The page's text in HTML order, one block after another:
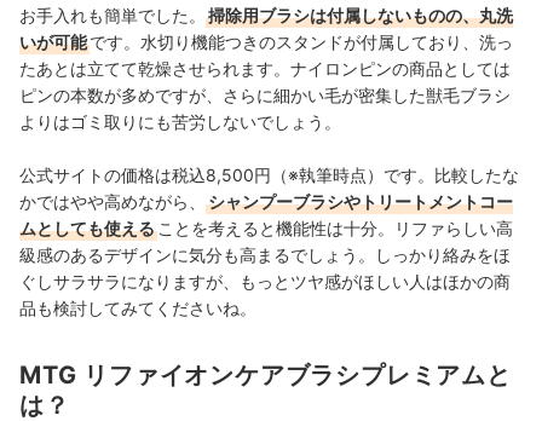
お手入れも簡単でした。
掃除用ブラシは付属しないものの、丸洗
いが可能です。 水切り機能つきのスタンドが付属しており、洗っ
たあとは立てて乾燥させられます。ナイロンピンの商品としては
ピンの本数が多めですが、さらに細かい毛が密集した獣毛ブラシ
よりはゴミ取りにも苦労しないでしょう。
公式サイトの価格は税込8,500円（※執筆時点）です。比較したな
かではやや高めながら
シャンプーブラシやトリートメントコー
ムとしても使える ことを考えると機能性は十分。リファらしい高
級感のあるデザインに気分も高まるでしょう。しっかり絡みをほ
ぐしサラサラになりますが、もっとツヤ感がほしい人はほかの商
品も検討してみてくださいね。
MTG リファイオンケアブラシプレミアムと
は？